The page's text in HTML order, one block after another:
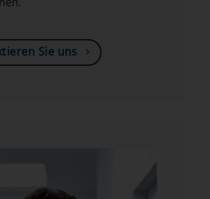
Sie uns